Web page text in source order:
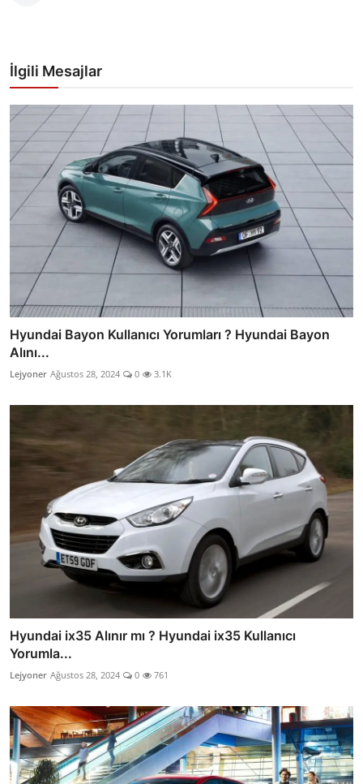
İlgili Mesajlar
Hyundai Bayon Kullanıcı Yorumları ? Hyundai Bayon
Alını...
Lejyoner Ağustos 28, 2024 0 3.1K
Hyundai ix35 Alınır mı ? Hyundai ix35 Kullanıcı
Yorumla...
Lejyoner Ağustos 28, 2024 0 761